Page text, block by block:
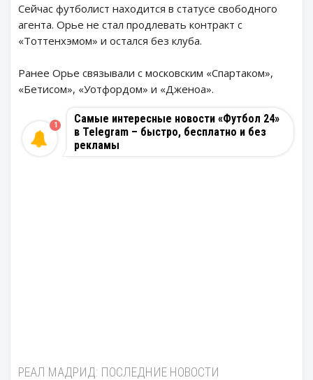
Сейчас футболист находится в статусе свободного
агента. Орье не стал продлевать контракт с
«Тоттенхэмом» и остался без клуба.
Ранее Орье связывали с московским «Спартаком»,
«Бетисом», «Уотфордом» и «Дженоа».
Самые интересные новости «Футбол 24»
в Telegram – быстро, бесплатно и без
рекламы
1
РЕАЛ МАДРИД: ПОСЛЕДНИЕ НОВОСТИ